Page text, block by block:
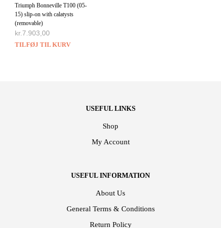
Triumph Bonneville T100 (05-
15) slip-on with calatysts
(removable)
kr.7.903,00
TILFØJ TIL KURV
USEFUL LINKS
Shop
My Account
USEFUL INFORMATION
About Us
General Terms & Conditions
Return Policy